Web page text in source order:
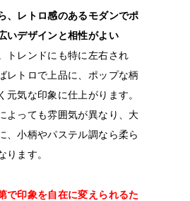
、レトロ感のあるモダンでポ
いデザインと相性がよい
トレンドにも特に左右され
レトロで上品に、ポップな柄
元気な印象に仕上がります。
よっても雰囲気が異なり、大
、小柄やパステル調なら柔ら
ります。
で印象を自在に変えられるた